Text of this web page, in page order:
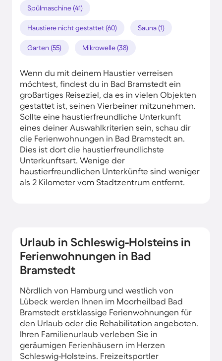
Spülmaschine (41)
Haustiere nicht gestattet (60) Sauna (1)
Garten (55) Mikrowelle (38)
Wenn du mit deinem Haustier verreisen
möchtest, findest du in Bad Bramstedt ein
großartiges Reiseziel, da es in vielen Objekten
gestattet ist, seinen Vierbeiner mitzunehmen.
Sollte eine haustierfreundliche Unterkunft
eines deiner Auswahlkriterien sein, schau dir
die Ferienwohnungen in Bad Bramstedt an.
Dies ist dort die haustierfreundlichste
Unterkunftsart. Wenige der
haustierfreundlichen Unterkünfte sind weniger
als 2 Kilometer vom Stadtzentrum entfernt.
Urlaub in Schleswig-Holsteins in
Ferienwohnungen in Bad
Bramstedt
Nördlich von Hamburg und westlich von
Lübeck werden Ihnen im Moorheilbad Bad
Bramstedt erstklassige Ferienwohnungen für
den Urlaub oder die Rehabilitation angeboten.
Ihren Familienurlaub verleben Sie in
geräumigen Ferienhäusern im Herzen
Schleswig-Holsteins. Freizeitsportler